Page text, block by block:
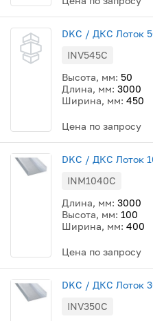
DKC / ДКС Лоток
INV545C
Высота, мм: 50
Длина, мм: 3000
Ширина, мм: 450
Цена по запросу
DKC / ДКС Лоток
INM1040C
Длина, мм: 3000
Высота, мм: 100
Ширина, мм: 400
Цена по запросу
DKC / ДКС Лоток
INV350C